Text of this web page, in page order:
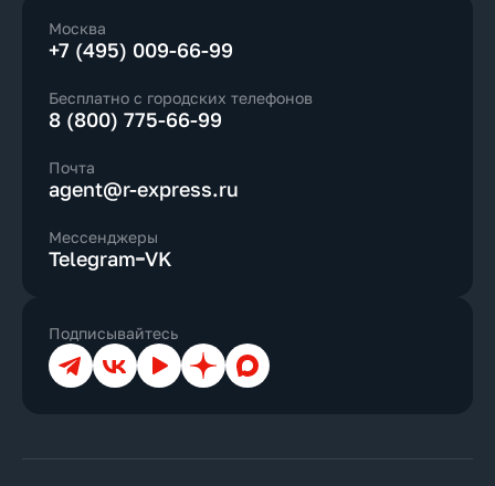
Москва
+7 (495) 009-66-99
Бесплатно с городских телефонов
8 (800) 775-66-99
Почта
agent@r-express.ru
Мессенджеры
Telegram VK
Подписывайтесь
ТелеграмВКонтакте
YouTubeДзен Max